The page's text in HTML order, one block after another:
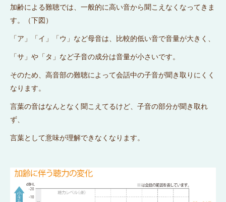
加齢による難聴では、一般的に高い音から聞こえなくなってきま
す。（下図）
「ア」「イ」「ウ」など母音は、比較的低い音で音量が大きく、
「サ」や「タ」など子音の成分は音量が小さいです。
そのため、高音部の難聴によって会話中の子音が聞き取りにくく
なります。
言葉の音はなんとなく聞こえてるけど、子音の部分が聞き取れ
ず、
言葉として意味が理解できなくなります。